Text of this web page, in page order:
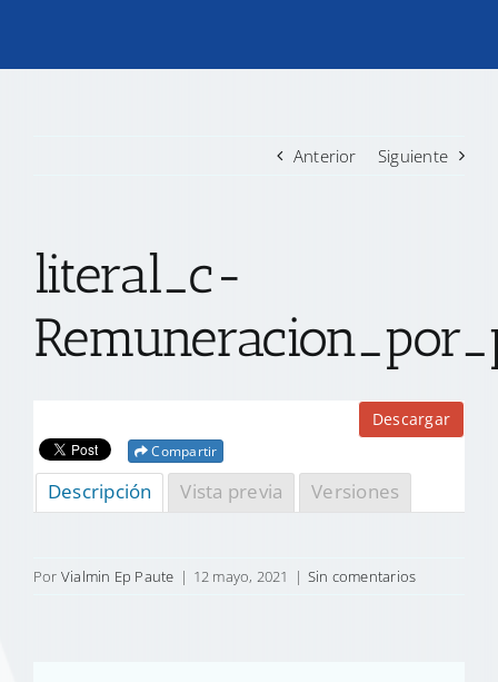
TRANSPARENCIA
CONTACTO
Anterior Siguiente
literal_c-
Descargar
Compartir
Descripción Vista previa Versiones
Por Vialmin Ep Paute | 12 mayo, 2021 | Sin comentarios